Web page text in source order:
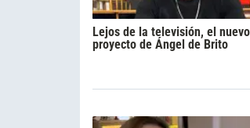
Lejos de la televisión, el nuevo
proyecto de Ángel de Brito